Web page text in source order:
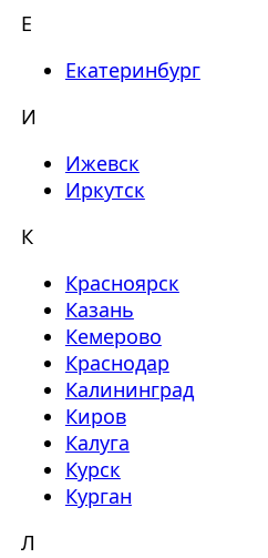
Е
Екатеринбург
И
Ижевск
Иркутск
К
Красноярск
Казань
Кемерово
Краснодар
Калининград
Киров
Калуга
Курск
Курган
Л